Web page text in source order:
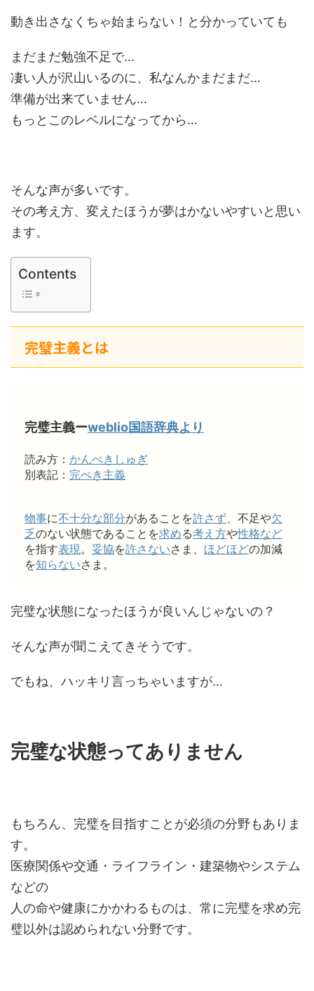
動き出さなくちゃ始まらない！と分かっていても
まだまだ勉強不足で…
凄い人が沢山いるのに、私なんかまだまだ…
準備が出来ていません…
もっとこのレベルになってから…
そんな声が多いです。
その考え方、変えたほうが夢はかないやすいと思い
ます。
Contents
完璧主義とは
完璧主義ーweblio国語辞典より
読み方： かんぺきしゅぎ
別表記： 完ぺき主義
物事に不十分な部分があることを許さず、不足や欠
乏のない状態であることを求める考え方や性格など
を指す表現。 妥協を許さないさま、 ほどほどの加減
を知らないさま。
完璧な状態になったほうが良いんじゃないの？
そんな声が聞こえてきそうです。
でもね、ハッキリ言っちゃいますが…
完璧な状態ってありません
もちろん、完璧を目指すことが必須の分野もありま
す。
医療関係や交通・ライフライン・建築物やシステム
などの
人の命や健康にかかわるものは、常に完璧を求め完
璧以外は認められない分野です。